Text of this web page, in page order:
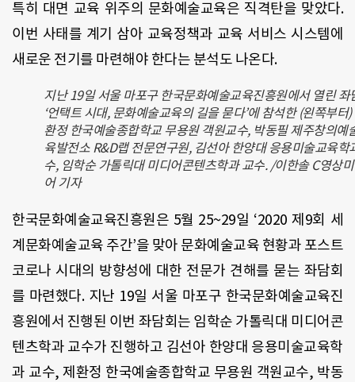
특히 대면 교육 위주의 문화예술교육은 직격탄을 맞았다.
이번 사태를 계기 삼아 교육정책과 교육 서비스 시스템에
새로운 전기를 마련해야 한다는 분석도 나온다.
지난 19일 서울 마포구 한국문화예술교육진흥원에서 열린 좌
‘언택트 시대, 문화예술교육의 길을 묻다’에 참석한 (왼쪽부터)
환정 한국예술종합학교 무용원 객원교수, 박동필 제주창의예
육발전소 R&D랩 전문연구원, 김선아 한양대 응용미술교육학
수, 임학순 가톨릭대 미디어콘텐츠학과 교수. /이한솔 C영상
어 기자
한국문화예술교육진흥원은 5월 25~29일 ‘2020 제9회 세
계문화예술교육 주간’을 맞아 문화예술교육 현황과 포스트
코로나 시대의 방향성에 대한 전문가 견해를 묻는 좌담회
를 마련했다. 지난 19일 서울 마포구 한국문화예술교육진
흥원에서 진행된 이번 좌담회는 임학순 가톨릭대 미디어콘
텐츠학과 교수가 진행하고 김선아 한양대 응용미술교육학
과 교수, 제환정 한국예술종합학교 무용원 객원교수, 박동